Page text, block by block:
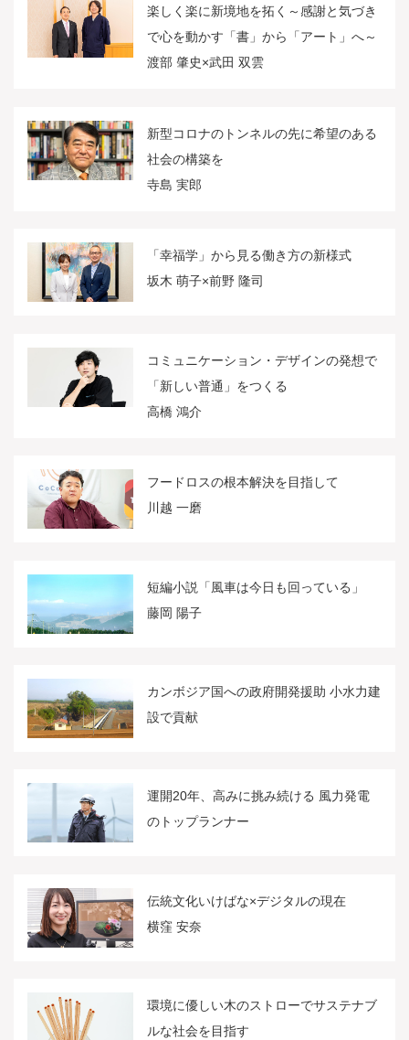
楽しく楽に新境地を拓く～感謝と気づき
で心を動かす「書」から「アート」へ～
渡部 肇史×武田 双雲
新型コロナのトンネルの先に希望のある
社会の構築を
寺島 実郎
「幸福学」から見る働き方の新様式
坂木 萌子×前野 隆司
コミュニケーション・デザインの発想で
「新しい普通」をつくる
高橋 鴻介
フードロスの根本解決を目指して
川越 一磨
短編小説「風車は今日も回っている」
藤岡 陽子
カンボジア国への政府開発援助 小水力建
設で貢献
運開20年、高みに挑み続ける 風力発電
のトップランナー
伝統文化いけばな×デジタルの現在
横窪 安奈
環境に優しい木のストローでサステナブ
ルな社会を目指す